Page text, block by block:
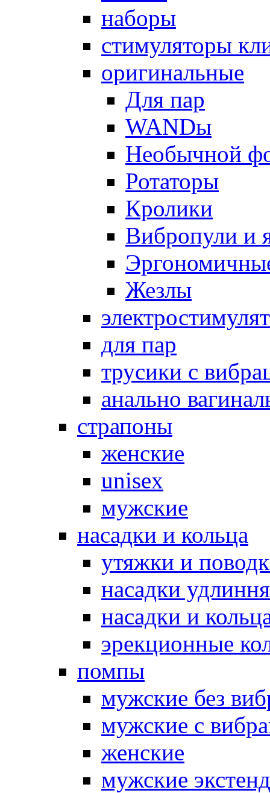
наборы
стимуляторы
оригинальные
Для пар
WANDы
Необычной
Ротаторы
Кролики
Вибропули и
Жезлы
для пар
трусики с
анально
страпоны
женские
unisex
мужские
насадки и кольца
утяжки и
насадки
насадки и
эрекционные
помпы
мужские без
мужские с
женские
мужские